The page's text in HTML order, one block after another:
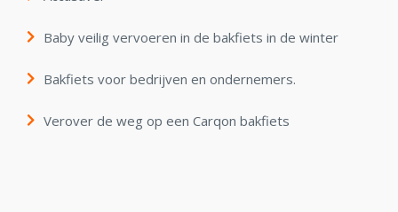
Baby veilig vervoeren in de bakfiets in de winter
Bakfiets voor bedrijven en ondernemers.
Verover de weg op een Carqon bakfiets